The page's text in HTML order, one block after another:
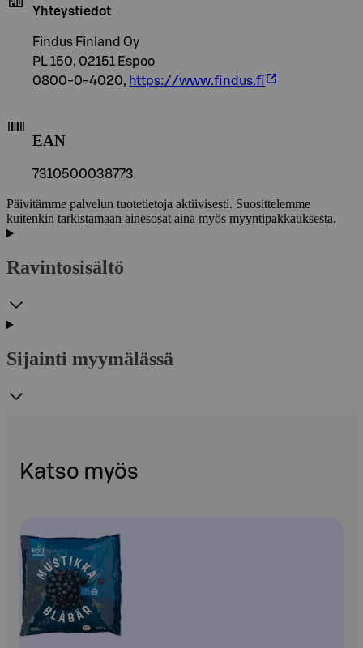
Yhteystiedot
Findus Finland Oy
PL 150, 02151 Espoo
0800-0-4020, https://www.findus.fi
EAN
7310500038773
Päivitämme palvelun tuotetietoja aktiivisesti. Suosittelemme
kuitenkin tarkistamaan ainesosat aina myös myyntipakkauksesta.
Ravintosisältö
Sijainti myymälässä
Katso myös